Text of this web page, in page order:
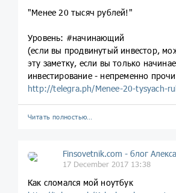
"Менее 20 тысяч рублей!"
Уровень: #начинающий
(если вы продвинутый инвестор,
эту заметку, если вы только
инвестирование - непременно
http://telegra.ph/Menee-20-tysyach-
Читать полностью…
Finsovetnik.com - блог
17 December 2017 13:38
Как сломался мой ноутбук